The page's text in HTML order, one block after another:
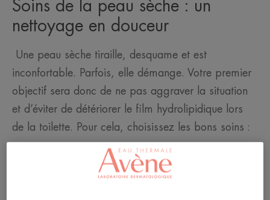
Soins de la peau sèche : un
nettoyage en douceur
Une peau sèche tiraille, desquame et est
inconfortable. Parfois, elle démange. Votre premier
objectif sera donc de ne pas aggraver la situation
et d’éviter de détériorer le film hydrolipidique lors
de la toilette. Pour cela, choisissez les bons soins :
Évitez les savons​ ou les gels douches détergents​
. Privilégiez les pains ou les gels surgras, enrichis